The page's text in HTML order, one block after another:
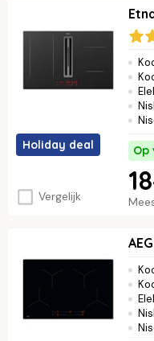
Holiday deal
Vergelijk
Op